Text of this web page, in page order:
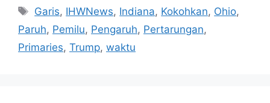
Tag
Garis, IHWNews, Indiana, Kokohkan, Ohio,
Paruh, Pemilu, Pengaruh, Pertarungan,
Primaries, Trump, waktu